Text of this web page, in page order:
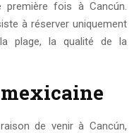
fois à Cancún.
à réserver uniquement
plage, la qualité de la
de venir à Cancún,